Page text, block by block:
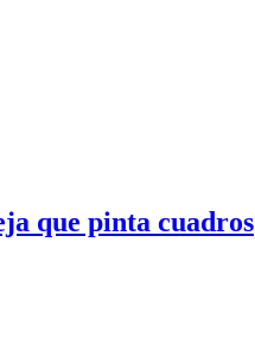
que pinta cuadros